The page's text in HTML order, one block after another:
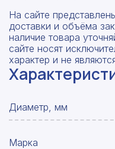
На сайте
доставки и объёма
наличие товара
сайте носят
характер и не
Диаметр, мм
Марка